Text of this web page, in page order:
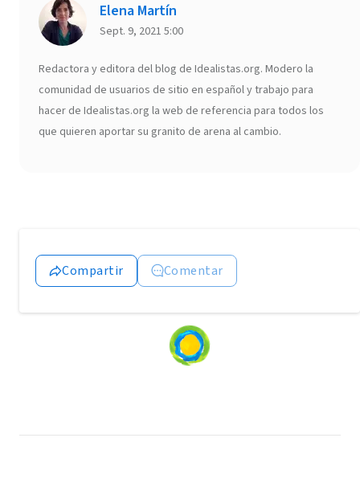
Elena Martín
Sept. 9, 2021 5:00
Redactora y editora del blog de Idealistas.org. Modero la
comunidad de usuarios de sitio en español y trabajo para
hacer de Idealistas.org la web de referencia para todos los
que quieren aportar su granito de arena al cambio.
Compartir Comentar
Loading